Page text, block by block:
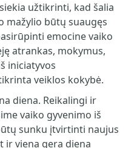
užtikrinti, kad šalia
mažylio būtų suaugęs
emocine vaiko
atrankas, mokymus,
iniciatyvos
veiklos kokybė.
diena. Reikalingi ir
vaiko gyvenimo iš
sunku įtvirtinti naujus
ir viena gera diena